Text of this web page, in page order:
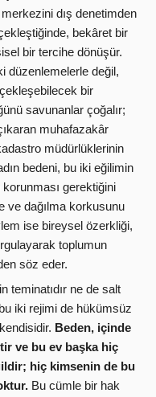
dış denetimden
bekâret bir
bir tercihe dönüşür.
düzenlemelerle değil,
bir
savunanlar çoğalır;
muhafazakâr
müdürlüklerinin
bedeni, bu iki eğilimin
gerektiğini
ve dağılma korkusunu
ise bireysel özerkliği,
toplumun
söz eder.
teminatıdır ne de salt
iki rejimi de hükümsüz
Beden, içinde
ve bu ev başka hiç
hiç kimsenin de bu
Bu cümle bir hak